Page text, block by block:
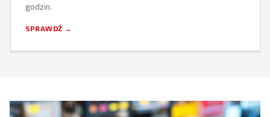
godzin.
SPRAWDŹ →